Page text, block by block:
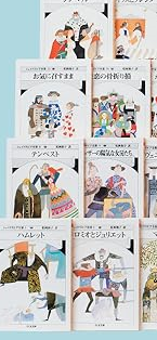
って（１）（２）」
ェイクスピア完
訳、生きた言葉